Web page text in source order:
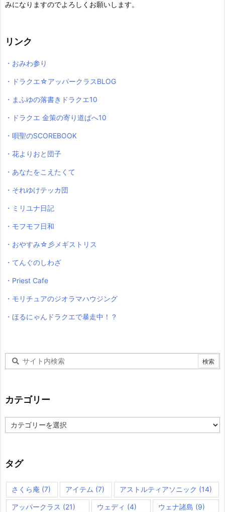
みになりますのでよろしくお願いします。
リンク
・おみわ参り
・ドラクエ☆アッパークラスBLOG
・まふゆの落書きドラクエ10
・ドラクエ 金策の寄り道ぱへ10
・唄聖のSCOREBOOK
・花よりおと団子
・あなたをこえたくて
・それゆけテッカ団
・ミリユナ日記
・モフモフ日和
・おやすみ☆彡メギストリス
・てんぐのしわざ
・Priest Cafe
・モリチュアのジオラマハウジング
・ほるにゃんドラクエで暴走中！？
カテゴリー
テ
ー
タグ
さくら庵 (7) アイテム (7) アストルティアソニック (14)
アッパークラス (21) ウェディ (4) ウェナ諸島 (9)